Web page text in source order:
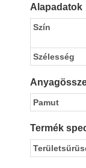
Alapadatok
Szín
Szélesség
Pamut
Termék